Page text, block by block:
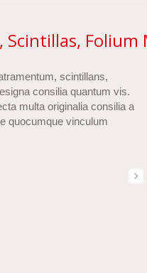
scintillans,
consilia quantum vis.
multa originalia consilia a
quocumque vinculum